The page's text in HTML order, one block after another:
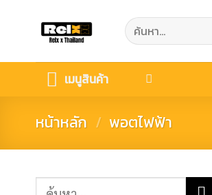
ค้นหา:
เมนูสินค้า
หน้าหลัก / พอตไฟฟ้า
ค้นหา: